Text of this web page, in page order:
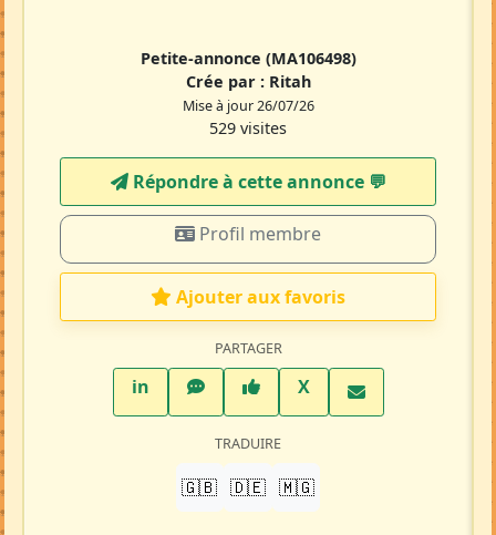
Petite-annonce (MA106498)
Crée par : Ritah
Mise à jour 26/07/26
529 visites
Répondre à cette annonce 💬​
Profil membre
Ajouter aux favoris
PARTAGER
inLinkedInWhatsAppFacebook
XTwitter X
TRADUIRE
🇬🇧 🇩🇪 🇲🇬